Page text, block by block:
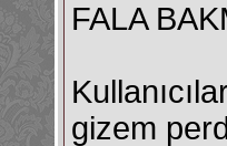
FALA
gizem